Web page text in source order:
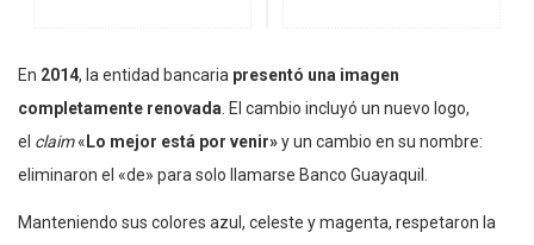
En 2014, la entidad bancaria presentó una imagen
completamente renovada . El cambio incluyó un nuevo logo,
el claim« Lo mejor está por venir»y un cambio en su nombre:
eliminaron el «de» para solo llamarse Banco Guayaquil.
Manteniendo sus colores azul, celeste y magenta, respetaron la